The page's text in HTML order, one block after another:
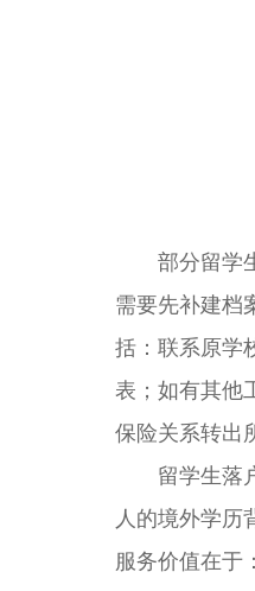
部分留学生
需要先补建档
括：联系原学
表；如有其他
保险关系转出
留学生落户
人的境外学历
服务价值在于